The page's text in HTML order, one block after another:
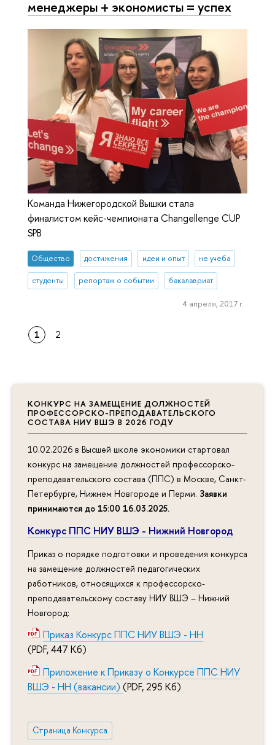
КОНКУРС НА ЗАМЕЩЕНИЕ ДОЛЖНОСТЕЙ
ПРОФЕССОРСКО-ПРЕПОДАВАТЕЛЬСКОГО
СОСТАВА НИУ ВШЭ В 2026 ГОДУ
10.02.2026 в Высшей школе экономики стартовал
конкурс на замещение должностей профессорско-
преподавательского состава (ППС) в Москве, Санкт-
Петербурге, Нижнем Новгороде и Перми. Заявки
принимаются до 15:00 16.03.2025.
Конкурс ППС НИУ ВШЭ - Нижний Новгород
Приказ о порядке подготовки и проведения конкурса
на замещение должностей педагогических
работников, относящихся к профессорско-
преподавательскому составу НИУ ВШЭ – Нижний
Новгород:
Приказ Конкурс ППС НИУ ВШЭ - НН
(PDF, 447 Кб)
Приложение к Приказу о Конкурсе ППС НИУ
ВШЭ - НН (вакансии) (PDF, 295 Кб)
Страница Конкурса
менеджеры + экономисты = успех
Команда Нижегородской Вышки стала
финалистом кейс-чемпионата Changellenge CUP
SPB
Общество достижения идеи и опыт не учеба
студенты репортаж о событии бакалавриат
4 апреля, 2017 г.
1 2